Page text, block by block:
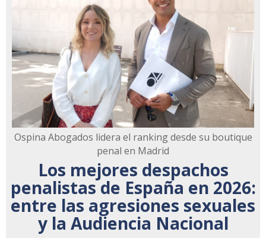
Ospina Abogados lidera el ranking desde su boutique
penal en Madrid
Los mejores despachos
penalistas de España en 2026:
entre las agresiones sexuales
y la Audiencia Nacional